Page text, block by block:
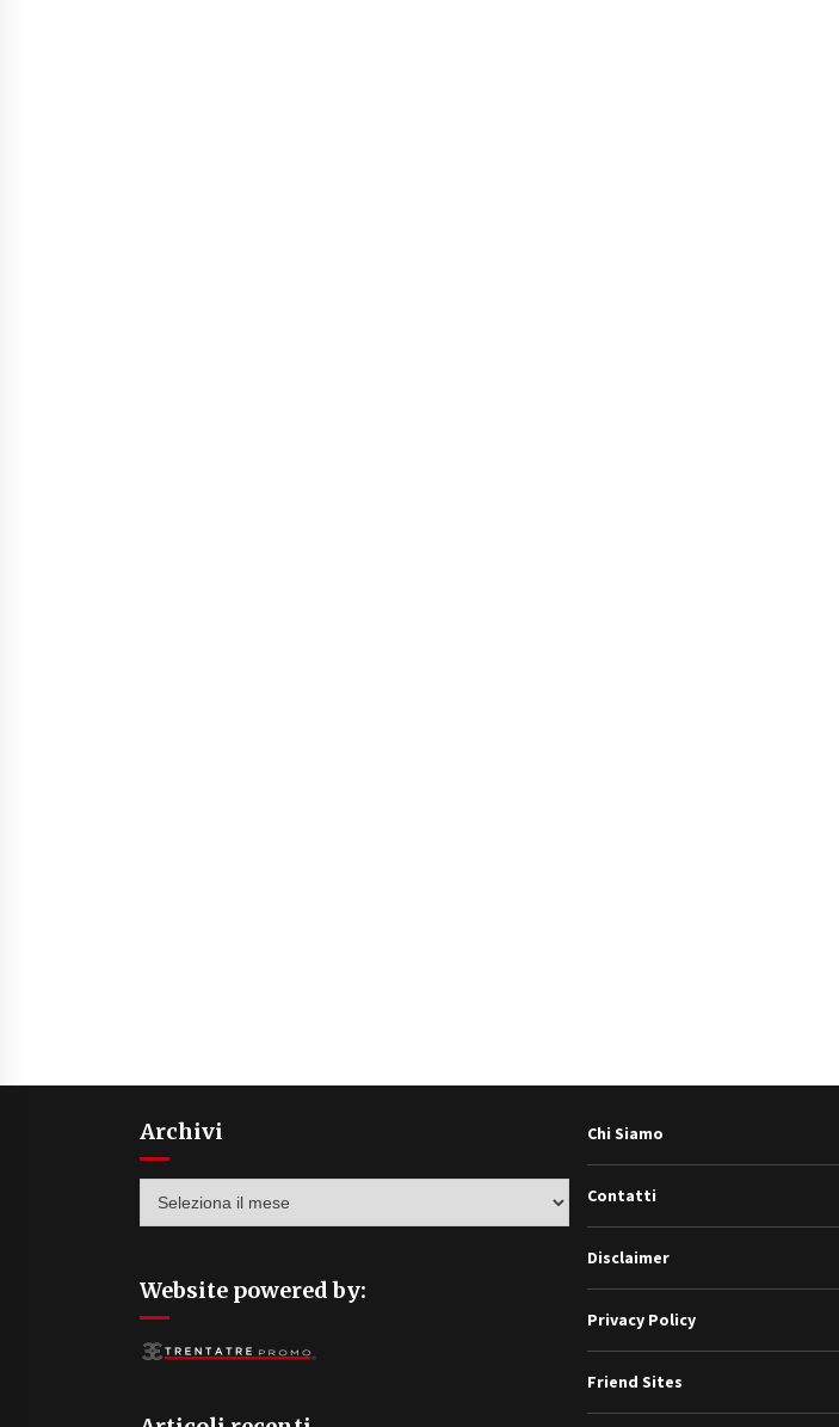
Archivi
Website powered by:
Chi Siamo
Contatti
Disclaimer
Privacy Policy
Friend Sites